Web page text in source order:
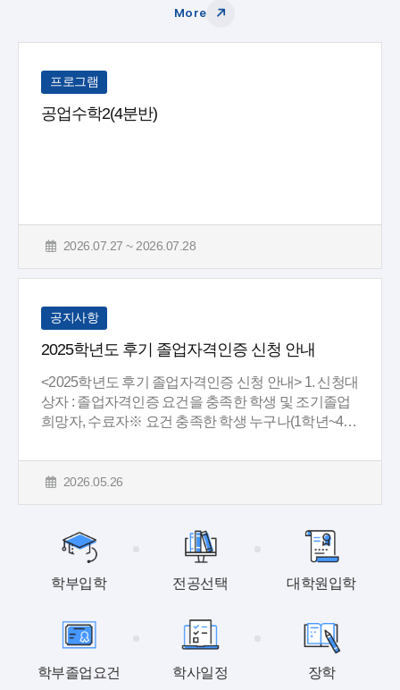
More
프로그램
공업수학2(4분반)
2026.07.27 ~ 2026.07.28
공지사항
2025학년도 후기 졸업자격인증 신청 안내
<2025학년도 후기 졸업자격인증 신청 안내> 1. 신청대
상자 : 졸업자격인증 요건을 충족한 학생 및 조기졸업
희망자, 수료자※ 요건 충족한 학생 누구나(1학년~4학
2026.05.26
학부입학 전공선택 대학원입학
학부졸업요건 학사일정 장학